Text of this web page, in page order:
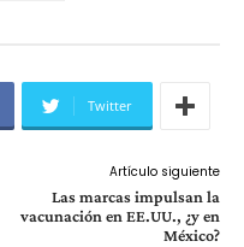
Twitter
Artículo siguiente
Las marcas impulsan la
vacunación en EE.UU., ¿y en
México?